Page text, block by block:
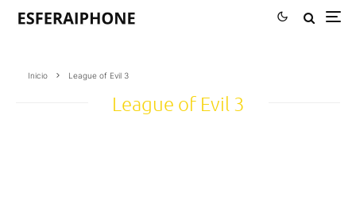
Inicio League of Evil 3
League of Evil 3